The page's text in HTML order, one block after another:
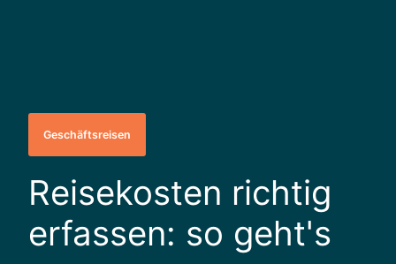
Geschäftsreisen
Reisekosten richtig
erfassen: so geht's